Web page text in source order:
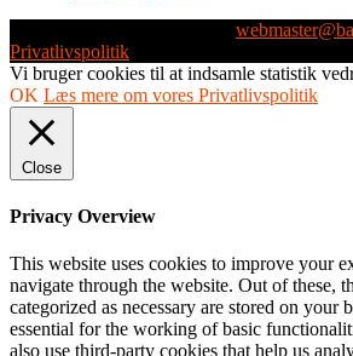
Privatlivspolitik
Vi bruger cookies til at indsamle statistik
OK Læs mere om vores Privatlivspolitik
Close
Privacy Overview
This website uses cookies to improve your
navigate through the website. Out of these,
categorized as necessary are stored on your
essential for the working of basic
also use third-party cookies that help us